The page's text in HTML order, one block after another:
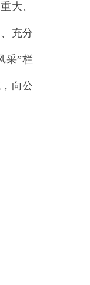
大、
充分
采”栏
向公